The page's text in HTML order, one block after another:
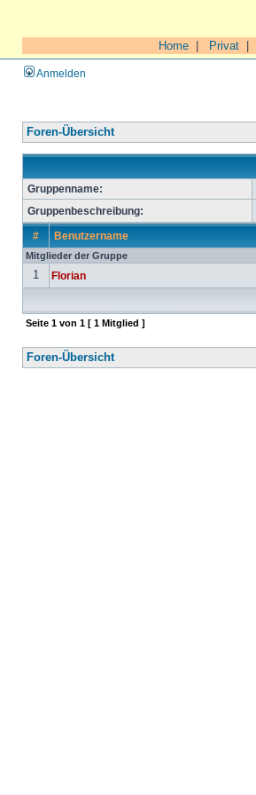
Home Privat
Anmelden
Foren-Übersicht
Gruppenname:
Gruppenbeschreibung:
# Benutzername
Mitglieder der Gruppe
1 Florian
Seite 1 von 1 [ 1 Mitglied ]
Foren-Übersicht